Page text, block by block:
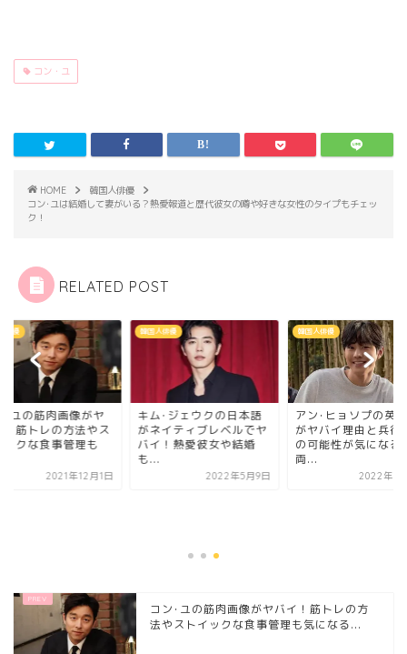
コン・ユ
HOME
韓国人俳優
コン･ユは結婚して妻がいる？熱愛報道と歴代彼女の噂や好きな女性のタイプもチェッ
ク！
RELATED POST
俳優
･ジェウクの日本語
イティブレベルでヤ
！熱愛彼女や結婚
2022年5月9日
韓国人俳優
アン･ヒョソプの英語力
がヤバイ理由と兵役免除
の可能性が気になる！
両...
2022年6月14日
韓国人俳優
コン･ユの筋肉画像
コン･ユの筋肉画像がヤバイ！筋トレの方
法やストイックな食事管理も気になる...